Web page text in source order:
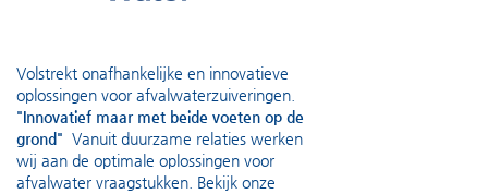
Volstrekt onafhankelijke en innovatieve
oplossingen voor afvalwaterzuiveringen.
"Innovatief maar met beide voeten op de
grond" Vanuit duurzame relaties werken
wij aan de optimale oplossingen voor
afvalwater vraagstukken. Bekijk onze